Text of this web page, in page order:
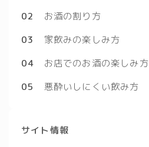
02
お酒の割り方
03
家飲みの楽しみ方
04 お店でのお酒の楽しみ方
05
悪酔いしにくい飲み方
サイト情報